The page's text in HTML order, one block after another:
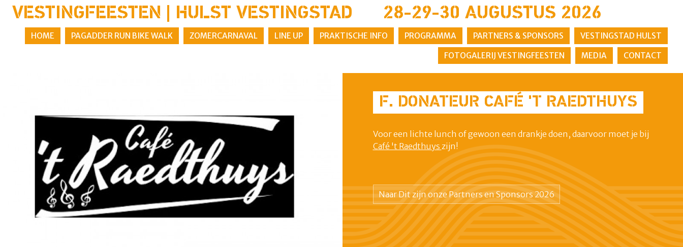
VESTINGFEESTEN | HULST VESTINGSTAD 28-29-30 AUGUSTUS 2026
HOME PAGADDER RUN BIKE WALK ZOMERCARNAVAL LINE UP PRAKTISCHE INFO PROGRAMMA PARTNERS & SPONSORS VESTINGSTAD HULST
FOTOGALERIJ VESTINGFEESTEN MEDIA CONTACT
F. DONATEUR CAFÉ 'T RAEDTHUYS
Voor een lichte lunch of gewoon een drankje doen, daarvoor moet je bij
Café 't Raedthuys zijn!
Naar Dit zijn onze Partners en Sponsors 2026